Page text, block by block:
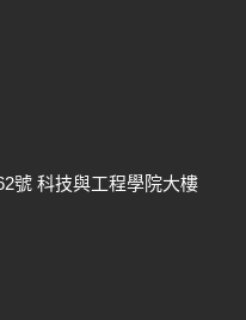
號 科技與工程學院大樓